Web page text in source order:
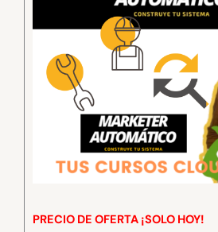
PRECIO DE OFERTA ¡SOLO HOY!